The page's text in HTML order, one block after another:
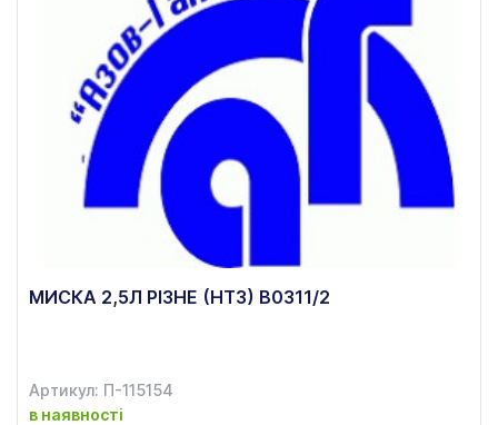
МИСКА 2,5Л РІЗНЕ (НТЗ) В0311/2
Артикул: П-115154
в наявності